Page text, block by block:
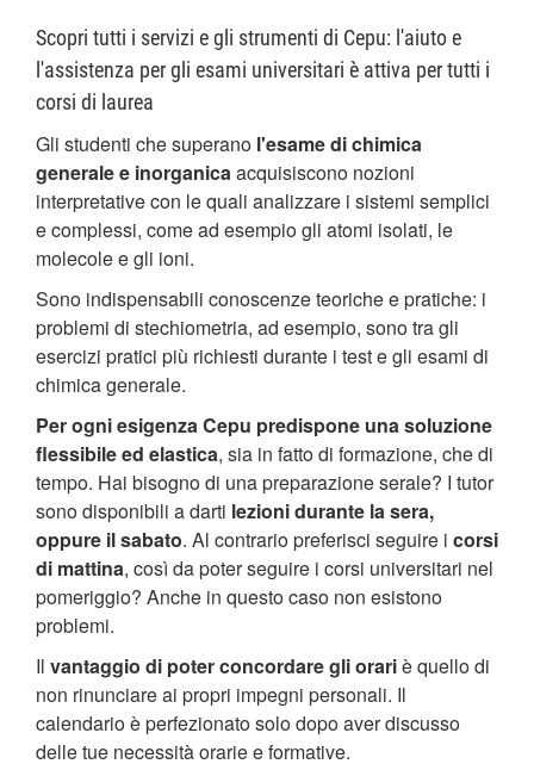
Scopri tutti i servizi e gli strumenti di Cepu: l'aiuto e
l'assistenza per gli esami universitari è attiva per tutti i
corsi di laurea
Gli studenti che superano l'esame di chimica
generale e inorganicaacquisiscono nozioni
interpretative con le quali analizzare i sistemi semplici
e complessi, come ad esempio gli atomi isolati, le
molecole e gli ioni.
Sono indispensabili conoscenze teoriche e pratiche: i
problemi di stechiometria, ad esempio, sono tra gli
esercizi pratici più richiesti durante i test e gli esami di
chimica generale.
Per ogni esigenza Cepu predispone una soluzione
flessibile ed elastica, sia in fatto di formazione, che di
tempo. Hai bisogno di una preparazione serale? I tutor
sono disponibili a darti lezioni durante la sera,
oppure il sabato. Al contrario preferisci seguire i corsi
di mattina, così da poter seguire i corsi universitari nel
pomeriggio? Anche in questo caso non esistono
problemi.
Il vantaggio di poter concordare gli orariè quello di
non rinunciare ai propri impegni personali. Il
calendario è perfezionato solo dopo aver discusso
delle tue necessità orarie e formative.